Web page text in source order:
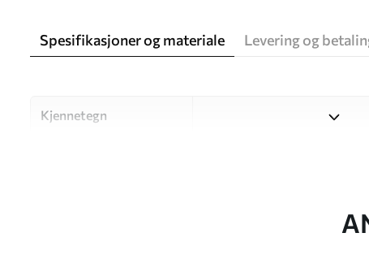
Spesifikasjoner og materiale Levering og
Kjennetegn